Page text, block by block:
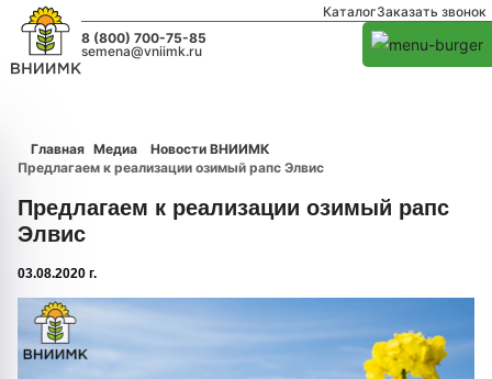
КаталогЗаказать звонок
8 (800) 700-75-85
semena@vniimk.ru
Главная Медиа
Новости ВНИИМК
Предлагаем к реализации озимый рапс Элвис
Предлагаем к реализации озимый рапс
Элвис
03.08.2020 г.